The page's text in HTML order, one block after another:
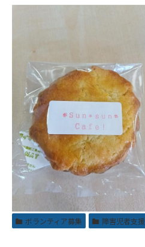
ボランティア募集 障害児者支援